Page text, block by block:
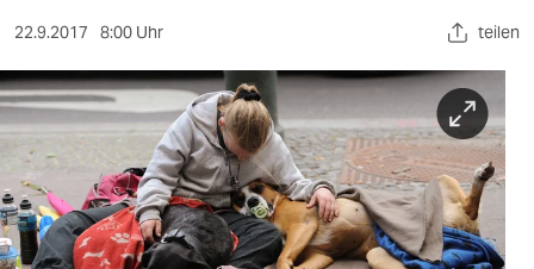
sport
berlin
nord
wahrheit
verlag
22.9.2017 8:00 Uhr teilen